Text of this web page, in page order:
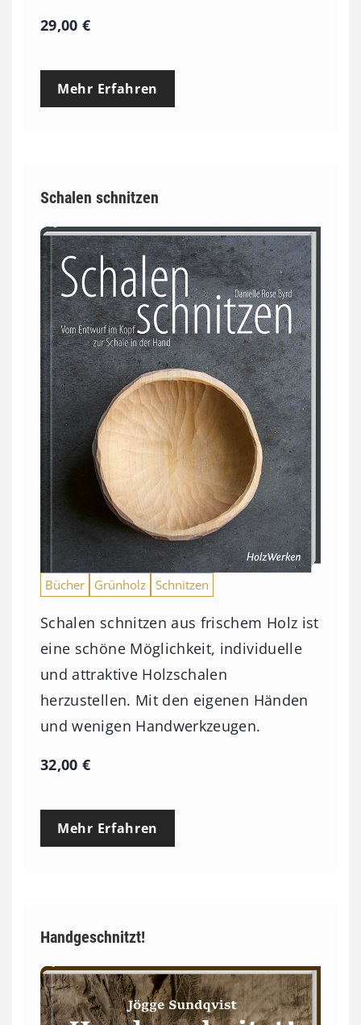
29,00€
Mehr Erfahren
Schalen schnitzen
Bücher Grünholz Schnitzen
Schalen schnitzen aus frischem Holz ist
eine schöne Möglichkeit, individuelle
und attraktive Holzschalen
herzustellen. Mit den eigenen Händen
und wenigen Handwerkzeugen.
32,00€
Mehr Erfahren
Handgeschnitzt!